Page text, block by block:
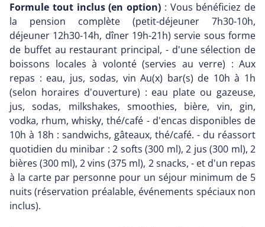
Formule tout inclus (en option) : Vous bénéficiez de
la pension complète (petit-déjeuner 7h30-10h,
déjeuner 12h30-14h, dîner 19h-21h) servie sous forme
de buffet au restaurant principal, - d'une sélection de
boissons locales à volonté (servies au verre) : Aux
repas : eau, jus, sodas, vin Au(x) bar(s) de 10h à 1h
(selon horaires d'ouverture) : eau plate ou gazeuse,
jus, sodas, milkshakes, smoothies, bière, vin, gin,
vodka, rhum, whisky, thé/café - d'encas disponibles de
10h à 18h : sandwichs, gâteaux, thé/café. - du réassort
quotidien du minibar : 2 softs (300 ml), 2 jus (300 ml), 2
bières (300 ml), 2 vins (375 ml), 2 snacks, - et d'un repas
à la carte par personne pour un séjour minimum de 5
nuits (réservation préalable, événements spéciaux non
inclus).